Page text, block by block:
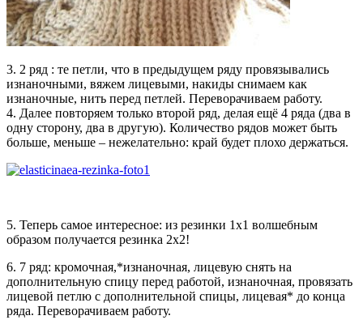
3. 2 ряд : те петли, что в предыдущем ряду провязывались
изнаночными, вяжем лицевыми, накиды снимаем как
изнаночные, нить перед петлей. Переворачиваем работу.
4. Далее повторяем только второй ряд, делая ещё 4 ряда (два в
одну сторону, два в другую). Количество рядов может быть
больше, меньше – нежелательно: край будет плохо держаться.
5. Теперь самое интересное: из резинки 1х1 волшебным
образом получается резинка 2х2!
6. 7 ряд: кромочная,*изнаночная, лицевую снять на
дополнительную спицу перед работой, изнаночная, провязать
лицевой петлю с дополнительной спицы, лицевая* до конца
ряда. Переворачиваем работу.